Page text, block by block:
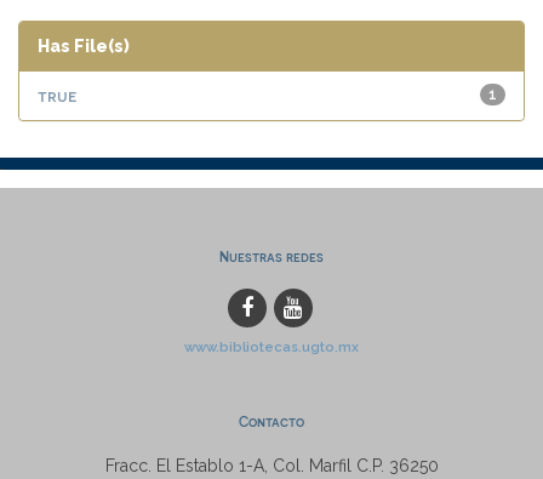
Has File(s)
1
true
Nuestras redes
www.bibliotecas.ugto.mx
Contacto
Fracc. El Establo 1-A, Col. Marfil C.P. 36250